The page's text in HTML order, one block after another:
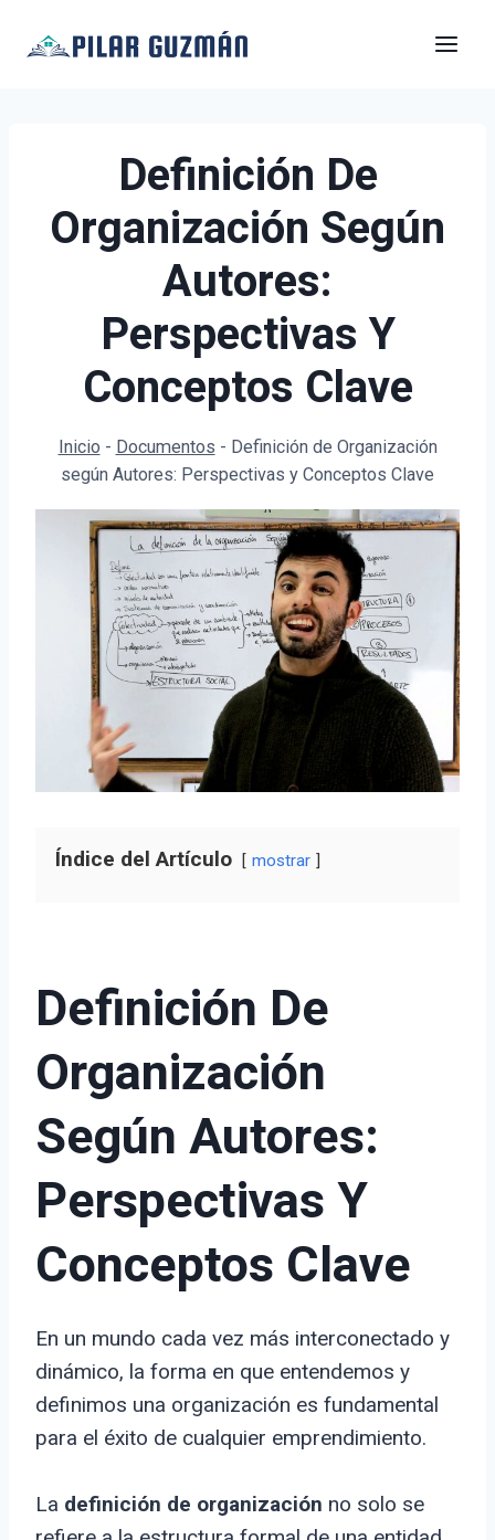
Definición De
Organización Según
Autores:
Perspectivas Y
Conceptos Clave
Inicio - Documentos - Definición de Organización
según Autores: Perspectivas y Conceptos Clave
Índice del Artículo mostrar
Definición De
Organización
Según Autores:
Perspectivas Y
Conceptos Clave
En un mundo cada vez más interconectado y
dinámico, la forma en que entendemos y
definimos una organización es fundamental
para el éxito de cualquier emprendimiento.
La definición de organización no solo se